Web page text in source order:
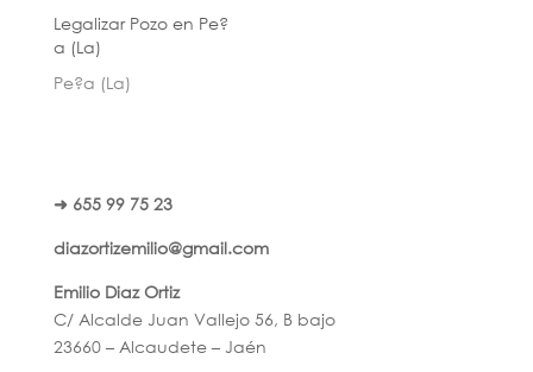
Legalizar Pozo en Pe?
a (La)
Pe?a (La)
➜ 655 99 75 23
diazortizemilio@gmail.com
Emilio Diaz Ortiz
C/ Alcalde Juan Vallejo 56, B bajo
23660 – Alcaudete – Jaén